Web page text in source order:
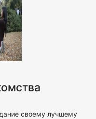
своему лучшему